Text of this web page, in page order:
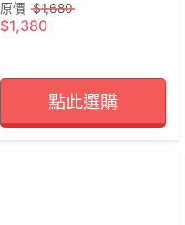
原價 $1,680
$1,380
點此選購